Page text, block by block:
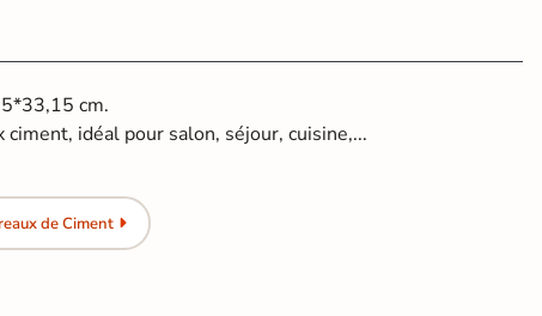
cm.
idéal pour salon, séjour, cuisine,...
de Ciment